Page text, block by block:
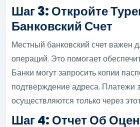
Шаг 3: Откройте
Банковский Счет
Местный банковский счет важен
операций. Это помогает
Банки могут запросить копии
подтверждение адреса. Платежи
осуществляются только через
Шаг 4: Отчет Об